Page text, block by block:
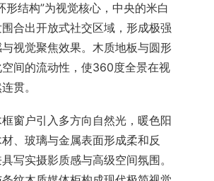
形结构”为视觉核心，中央的米白
合出开放式社交区域，形成极强
视觉聚焦效果。木质地板与圆形
间的流动性，使360度全景在视
贯。
窗户引入多方向自然光，暖色阳
、玻璃与金属表面形成柔和反
写实摄影质感与高级空间氛围。